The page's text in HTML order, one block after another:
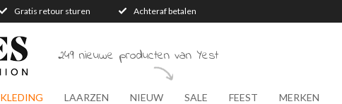
Gratis retour sturen Achteraf betalen
249 nieuwe producten van Yest
KLEDING LAARZEN NIEUW SALE FEEST MERKEN